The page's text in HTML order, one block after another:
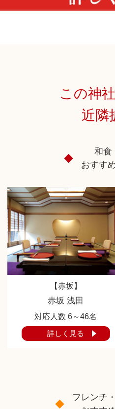
この神
近隣
和食
おすす
【赤坂】
赤坂 浅田
対応人数 6～46名
詳しく見る
フレンチ